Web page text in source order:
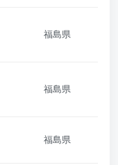
福島県
福島県
福島県